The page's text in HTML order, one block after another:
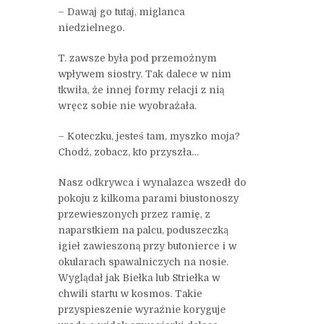
– Dawaj go tutaj, miglanca
niedzielnego.
T. zawsze była pod przemożnym
wpływem siostry. Tak dalece w nim
tkwiła, że innej formy relacji z nią
wręcz sobie nie wyobrażała.
– Koteczku, jesteś tam, myszko moja?
Chodź, zobacz, kto przyszła…
Nasz odkrywca i wynalazca wszedł do
pokoju z kilkoma parami biustonoszy
przewieszonych przez ramię, z
naparstkiem na palcu, poduszeczką
igieł zawieszoną przy butonierce i w
okularach spawalniczych na nosie.
Wyglądał jak Biełka lub Striełka w
chwili startu w kosmos. Takie
przyspieszenie wyraźnie koryguje